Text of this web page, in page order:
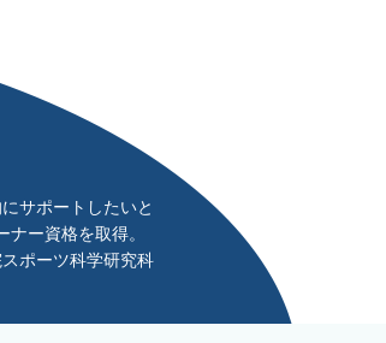
サポートしたいと
ー資格を取得。
ポーツ科学研究科